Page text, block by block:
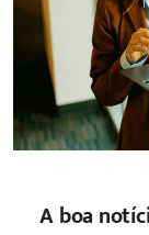
A boa